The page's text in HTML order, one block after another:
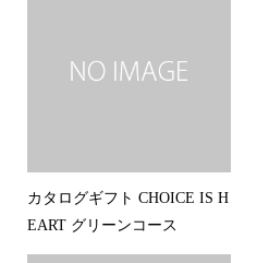
カタログギフト CHOICE IS H
EART グリーンコース